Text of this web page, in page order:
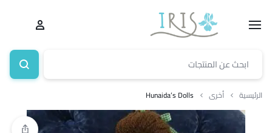
الرئيسية أخرى Hunaida’s Dolls